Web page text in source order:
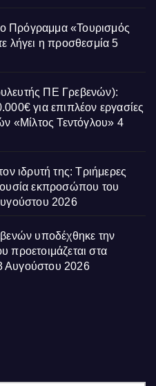
Πρόγραμμα «Τουρισμός
λήγει η προσθεσμία 5
ΠΕ Γρεβενών):
για επιπλέον εργασίες
«Μίλτος Τεντόγλου» 4
ιδρυτή της: Τριήμερες
εκπροσώπου του
2026
υποδέχθηκε την
προετοιμάζεται στα
Αυγούστου 2026